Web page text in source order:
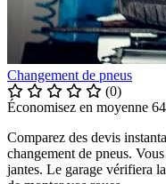
Changement de pneus
(0)
Économisez en moyenne
Comparez des devis
changement de pneus.
jantes. Le garage vérifiera